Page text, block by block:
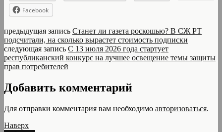
Facebook
предыдущая запись Станет ли газета роскошью? В СЖ РТ
подсчитали, на сколько вырастет стоимость подписки
следующая запись С 13 июля 2026 года стартует
республиканский конкурс на лучшее освещение темы защиты
прав потребителей
Добавить комментарий
Для отправки комментария вам необходимо авторизоваться.
Наверх